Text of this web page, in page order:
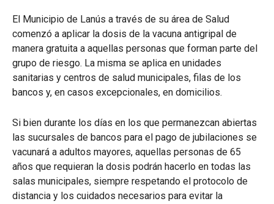
El Municipio de Lanús a través de su área de Salud
comenzó a aplicar la dosis de la vacuna antigripal de
manera gratuita a aquellas personas que forman parte del
grupo de riesgo. La misma se aplica en unidades
sanitarias y centros de salud municipales, filas de los
bancos y, en casos excepcionales, en domicilios.
Si bien durante los días en los que permanezcan abiertas
las sucursales de bancos para el pago de jubilaciones se
vacunará a adultos mayores, aquellas personas de 65
años que requieran la dosis podrán hacerlo en todas las
salas municipales, siempre respetando el protocolo de
distancia y los cuidados necesarios para evitar la